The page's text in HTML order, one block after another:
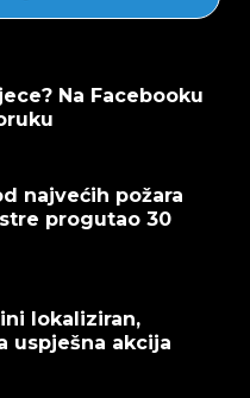
Na Facebooku
najvećih požara
progutao 30
lokaliziran,
uspješna akcija